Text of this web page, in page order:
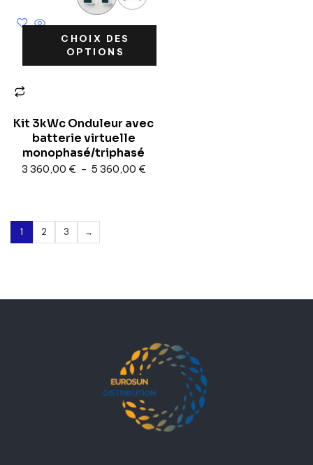
CHOIX DES
OPTIONS
Kit 3kWc Onduleur avec
batterie virtuelle
monophasé/triphasé
3 360,00 € – 5 360,00 €
1 2 3 →